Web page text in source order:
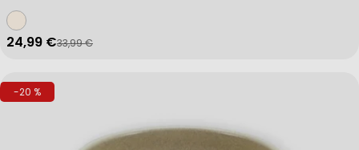
Verkaufspreis
24,99 €
Regulärer Preis
33,99 €
-20 %